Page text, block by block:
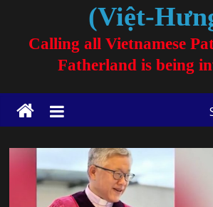
(Việt-
Calling all Vietnamese
Fatherland is being